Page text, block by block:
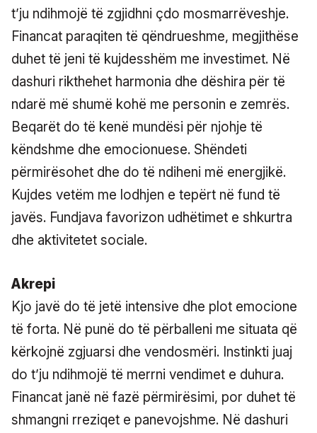
t’ju ndihmojë të zgjidhni çdo mosmarrëveshje.
Financat paraqiten të qëndrueshme, megjithëse
duhet të jeni të kujdesshëm me investimet. Në
dashuri rikthehet harmonia dhe dëshira për të
ndarë më shumë kohë me personin e zemrës.
Beqarët do të kenë mundësi për njohje të
këndshme dhe emocionuese. Shëndeti
përmirësohet dhe do të ndiheni më energjikë.
Kujdes vetëm me lodhjen e tepërt në fund të
javës. Fundjava favorizon udhëtimet e shkurtra
dhe aktivitetet sociale.
Akrepi
Kjo javë do të jetë intensive dhe plot emocione
të forta. Në punë do të përballeni me situata që
kërkojnë zgjuarsi dhe vendosmëri. Instinkti juaj
do t’ju ndihmojë të merrni vendimet e duhura.
Financat janë në fazë përmirësimi, por duhet të
shmangni rreziqet e panevojshme. Në dashuri